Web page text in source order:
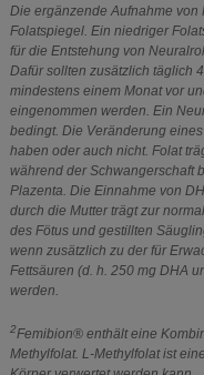
Die ergänzende Aufnahme
Folatspiegel. Ein niedriger
für die Entstehung von
Dafür sollten zusätzlich täglich
mindestens einem Monat vor
eingenommen werden. Ein
bedingt. Die Veränderung
haben oder auch nicht. Folat
während der Schwangerschaft
Plazenta. Die Einnahme von
durch die Mutter trägt zur
des Fötus und gestillten
wenn zusätzlich zu der für
Fettsäuren (d. h. 250 mg DHA
werden.
2Femibion® enthält eine
Methylfolat. L-Methylfolat ist